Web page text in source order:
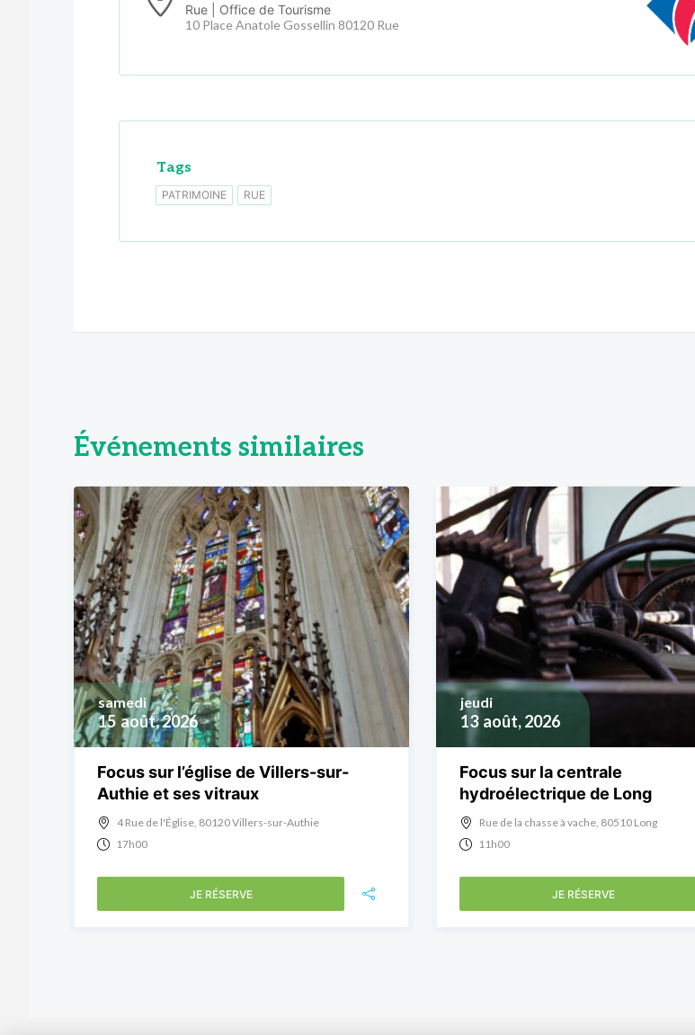
Rue | Office de Tourisme
10 Place Anatole Gossellin 80120 Rue
Tags
PATRIMOINE RUE
Événements similaires
15 août, 2026
samedi
Focus sur l’église de Villers-sur-
Authie et ses vitraux
4 Rue de l'Église, 80120 Villers-sur-Authie
17h00
JE RÉSERVE
13 août, 2026
jeudi
Focus sur la centrale
hydroélectrique de Long
Rue de la chasse à vache, 80510 Long
11h00
JE RÉSERVE